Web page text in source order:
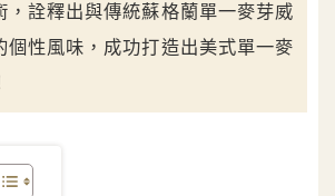
，詮釋出與傳統蘇格蘭單一麥芽威
個性風味，成功打造出美式單一麥